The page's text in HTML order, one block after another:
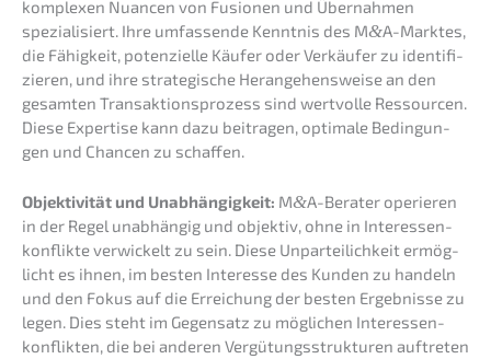
komple­xen Nuancen von Fusio­nen und Übernah­men
spezia­li­siert. Ihre umfas­sen­de Kennt­nis des M&A-Marktes,
die Fähig­keit, poten­zi­el­le Käufer oder Verkäu­fer zu identi­fi­
zie­ren, und ihre strate­gi­sche Heran­ge­hens­wei­se an den
gesam­ten Trans­ak­ti­ons­pro­zess sind wertvol­le Ressour­cen.
Diese Exper­ti­se kann dazu beitra­gen, optima­le Bedin­gun­
gen und Chancen zu schaffen.
Objek­ti­vi­tät und Unabhän­gig­keit: M&A-Berater operie­ren
in der Regel unabhän­gig und objek­tiv, ohne in Inter­es­sen­
kon­flik­te verwi­ckelt zu sein. Diese Unpar­tei­lich­keit ermög­
licht es ihnen, im besten Inter­es­se des Kunden zu handeln
und den Fokus auf die Errei­chung der besten Ergeb­nis­se zu
legen. Dies steht im Gegen­satz zu mögli­chen Inter­es­sen­
kon­flik­ten, die bei anderen Vergü­tungs­struk­tu­ren auftre­ten